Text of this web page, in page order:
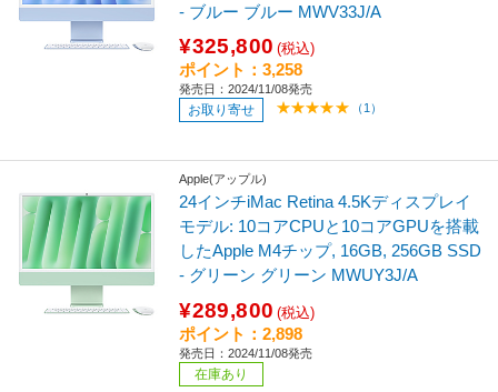
- ブルー ブルー MWV33J/A
¥325,800 (税込)
ポイント：3,258
発売日：2024/11/08発売
お取り寄せ （1）
Apple(アップル)
24インチiMac Retina 4.5Kディスプレイ
モデル: 10コアCPUと10コアGPUを搭載
したApple M4チップ, 16GB, 256GB SSD
- グリーン グリーン MWUY3J/A
¥289,800 (税込)
ポイント：2,898
発売日：2024/11/08発売
在庫あり